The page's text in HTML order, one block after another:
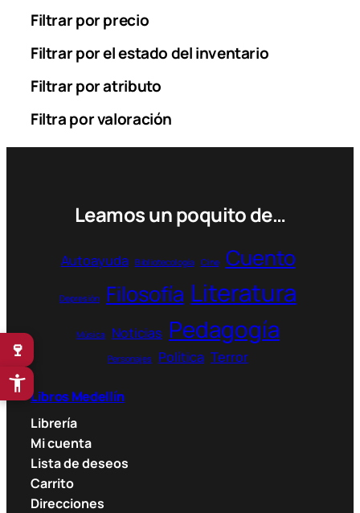
Filtrar por precio
Filtrar por el estado del inventario
Filtrar por atributo
Filtra por valoración
Leamos un poquito de…
Autoayuda Bibliotecología Cine Cuento
Depresión Filosofía Literatura
Música Noticias Pedagogía
Personajes Política Terror
Libros Medellín
Librería
Mi cuenta
Lista de deseos
Carrito
Direcciones
🍷